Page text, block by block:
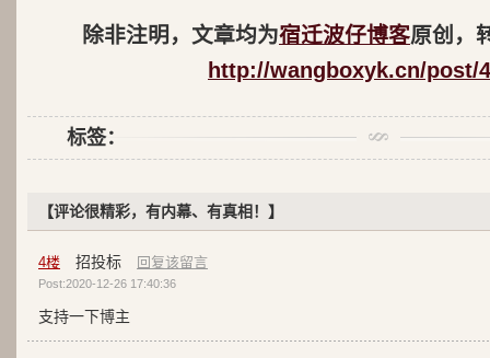
除非注明，文章均为宿迁波仔博客原创，
http://wangboxyk.cn/post/
标签：
【评论很精彩，有内幕、有真相！】
4楼 招投标 回复该留言
Post:2020-12-26 17:40:36
支持一下博主